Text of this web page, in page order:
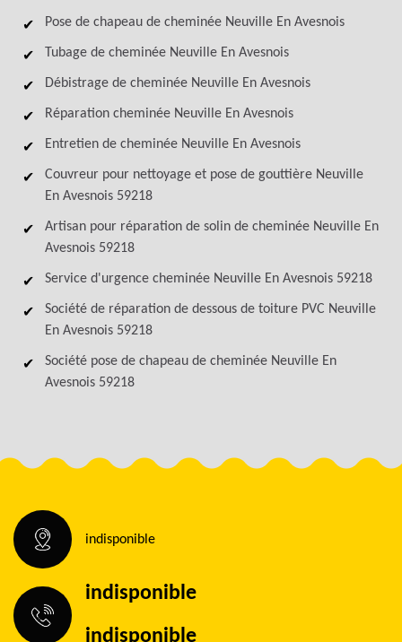
Pose de chapeau de cheminée Neuville En Avesnois
Tubage de cheminée Neuville En Avesnois
Débistrage de cheminée Neuville En Avesnois
Réparation cheminée Neuville En Avesnois
Entretien de cheminée Neuville En Avesnois
Couvreur pour nettoyage et pose de gouttière Neuville
En Avesnois 59218
Artisan pour réparation de solin de cheminée Neuville En
Avesnois 59218
Service d'urgence cheminée Neuville En Avesnois 59218
Société de réparation de dessous de toiture PVC Neuville
En Avesnois 59218
Société pose de chapeau de cheminée Neuville En
Avesnois 59218
indisponible
indisponible
indisponible